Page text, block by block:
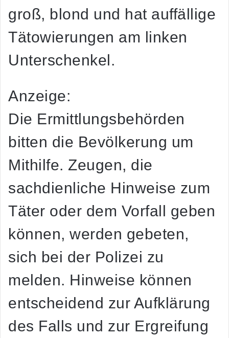
groß, blond und hat auffällige
Tätowierungen am linken
Unterschenkel.
Anzeige:
Die Ermittlungsbehörden
bitten die Bevölkerung um
Mithilfe. Zeugen, die
sachdienliche Hinweise zum
Täter oder dem Vorfall geben
können, werden gebeten,
sich bei der Polizei zu
melden. Hinweise können
entscheidend zur Aufklärung
des Falls und zur Ergreifung